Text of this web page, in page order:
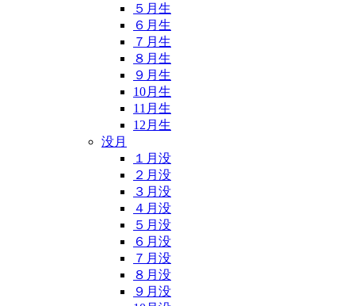
５月生
６月生
７月生
８月生
９月生
10月生
11月生
12月生
没月
１月没
２月没
３月没
４月没
５月没
６月没
７月没
８月没
９月没